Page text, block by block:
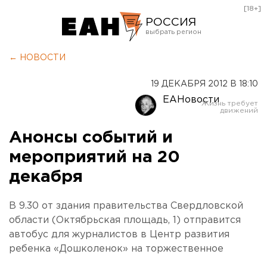
РОССИЯ
Оренбург
[18+]
← НОВОСТИ
19 ДЕКАБРЯ 2012 В 18:10
ЕАНовости
Анонсы событий и
мероприятий на 20
декабря
В 9.30 от здания правительства Свердловской
области (Октябрьская площадь, 1) отправится
автобус для журналистов в Центр развития
ребенка «Дошколенок» на торжественное